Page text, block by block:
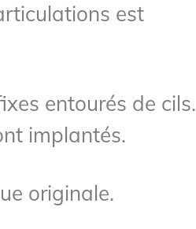
est
entourés de cils.
implantés.
originale.